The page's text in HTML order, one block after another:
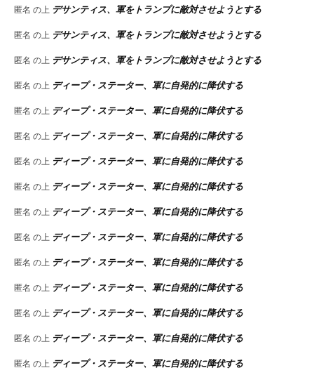
匿名 の上 デサンティス、軍をトランプに敵対させようとする
匿名 の上 デサンティス、軍をトランプに敵対させようとする
匿名 の上 デサンティス、軍をトランプに敵対させようとする
匿名 の上 ディープ・ステーター、軍に自発的に降伏する
匿名 の上 ディープ・ステーター、軍に自発的に降伏する
匿名 の上 ディープ・ステーター、軍に自発的に降伏する
匿名 の上 ディープ・ステーター、軍に自発的に降伏する
匿名 の上 ディープ・ステーター、軍に自発的に降伏する
匿名 の上 ディープ・ステーター、軍に自発的に降伏する
匿名 の上 ディープ・ステーター、軍に自発的に降伏する
匿名 の上 ディープ・ステーター、軍に自発的に降伏する
匿名 の上 ディープ・ステーター、軍に自発的に降伏する
匿名 の上 ディープ・ステーター、軍に自発的に降伏する
匿名 の上 ディープ・ステーター、軍に自発的に降伏する
匿名 の上 ディープ・ステーター、軍に自発的に降伏する